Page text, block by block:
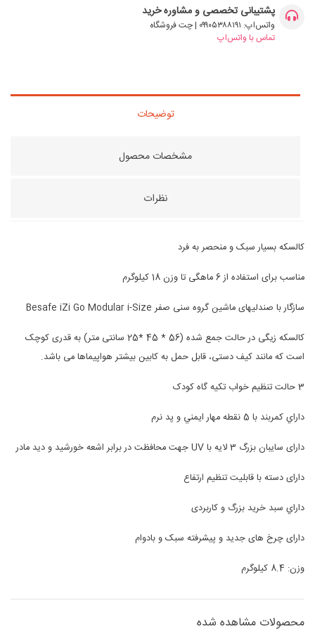
پشتیبانی تخصصی و مشاوره خرید
واتس‌اپ: ۰۹۹۰۵۳۸۸۱۹۱ | چت فروشگاه
تماس با واتس‌اپ
توضیحات
مشخصات محصول
نظرات
کالسکه بسیار سبک و منحصر به فرد
مناسب برای استفاده از 6 ماهگی تا وزن 18 کیلوگرم
سازگار با صندلیهای ماشین گروه سنی صفر Besafe iZi Go Modular i-Size
کالسکه زیگی در حالت جمع شده (56 * 45 *25 سانتی متر) به قدری کوچک
است که مانند کیف دستی، قابل حمل به کابین بیشتر هواپیماها می باشد.
3 حالت تنظیم خواب تکیه گاه کودک
داراي كمربند با 5 نقطه مهار ايمني و پد نرم
دارای سایبان بزرگ 3 لایه با UV جهت محافظت در برابر اشعه خورشید و دید مادر
دارای دسته با قابلیت تنظیم ارتفاع
داراي سبد خريد بزرگ و کاربردی
دارای چرخ های جدید و پیشرفته سبک و بادوام
وزن: 8.4 کیلوگرم
محصولات مشاهده شده